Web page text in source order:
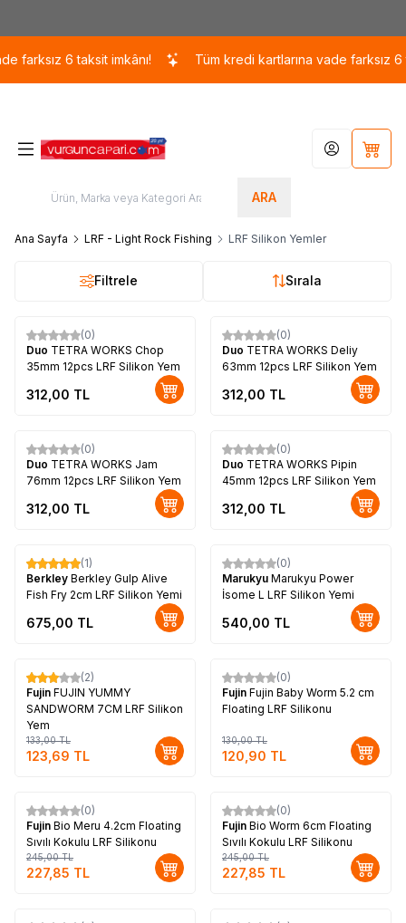
6 taksit imkânı! Tüm kredi kartlarına vade farksız 6
ARA
Hesabım
Ana Sayfa LRF - Light Rock Fishing LRF Silikon Yemler
Filtrele Sırala
(0)
Duo TETRA WORKS Chop
35mm 12pcs LRF Silikon Yem
312,00 TL
(0)
Duo TETRA WORKS Deliy
63mm 12pcs LRF Silikon Yem
312,00 TL
(0)
Duo TETRA WORKS Jam
76mm 12pcs LRF Silikon Yem
312,00 TL
(0)
Duo TETRA WORKS Pipin
45mm 12pcs LRF Silikon Yem
312,00 TL
(1)
Berkley Berkley Gulp Alive
Fish Fry 2cm LRF Silikon Yemi
675,00 TL
(0)
Marukyu Marukyu Power
İsome L LRF Silikon Yemi
540,00 TL
%7
(2)
Fujin FUJIN YUMMY
SANDWORM 7CM LRF Silikon
Yem
133,00TL
123,69 TL
%7
(0)
Fujin Fujin Baby Worm 5.2 cm
Floating LRF Silikonu
130,00TL
120,90 TL
%7
(0)
Fujin Bio Meru 4.2cm Floating
Sıvılı Kokulu LRF Silikonu
245,00TL
227,85 TL
%7
(0)
Fujin Bio Worm 6cm Floating
Sıvılı Kokulu LRF Silikonu
245,00TL
227,85 TL